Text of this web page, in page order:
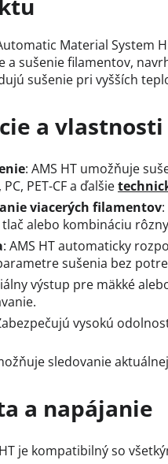
Material System
a sušenie filamentov,
sušenie pri vyšších
a vlastnosti
: AMS HT umožňuje
PET-CF a ďalšie
viacerých filamentov
alebo kombináciu
: AMS HT automaticky
sušenia bez
výstup pre mäkké
vysokú
sledovanie
a napájanie
je kompatibilný so